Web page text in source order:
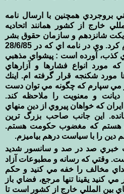
بروجردي همچنين با ارسال نامه
خارج از كشور همانند اتحاديه
شانزدهم و سازمان حقوق بشر
اقدام به جوسازي بر ضد نظام كرد. وي در نامه اي كه در 28/6/85
كذب، آورده است : پيشواي مذهبي
انواع فشارها و آزارهاي
مورد شكنجه قرار گرفته ام. اينك
مي سپارم كه چگونه مي توان دست
و معنويت را ملاحظه كند.
كه خواهان پيروي از دين منهاي
اين جانب صاحب بزرگ ترين
هستم كه مغضوب حكومت هستم.
را با سياست درهم بياميزم.
خبري صد در صد و سانسور شديد
وقتي كه رسانه و مطبوعات آزاد
مخالف را خفه مي كنيد و حكم
مي كنيد يقينا تنها مرجع، فضاي باز
بين المللي خارج از كشور است تا